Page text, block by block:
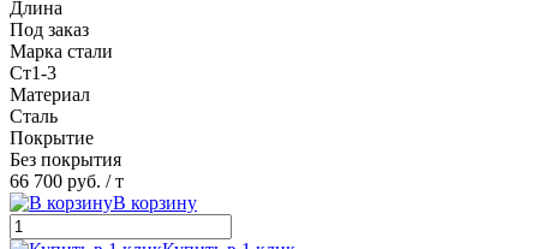
Длина
Под заказ
Марка стали
Ст1-3
Материал
Сталь
Покрытие
Без покрытия
66 700 руб. / т
В корзину